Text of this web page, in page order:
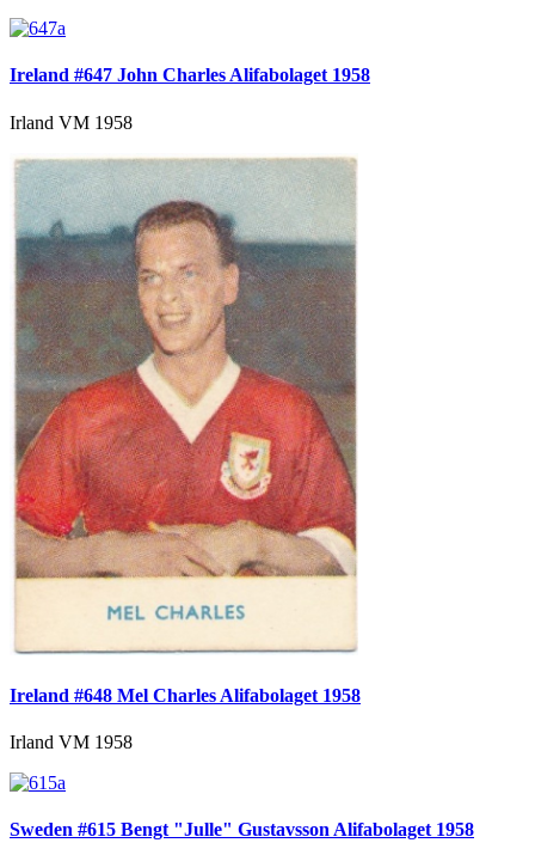
Ireland #647 John Charles Alifabolaget 1958
Irland VM 1958
Ireland #648 Mel Charles Alifabolaget 1958
Irland VM 1958
Sweden #615 Bengt "Julle" Gustavsson Alifabolaget 1958